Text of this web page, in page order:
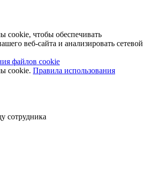
cookie, чтобы обеспечивать
веб-сайта и анализировать сетевой
файлов cookie
cookie. Правила использования
сотрудника